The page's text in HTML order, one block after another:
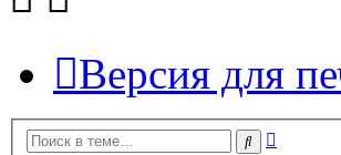
Версия для
Поиск